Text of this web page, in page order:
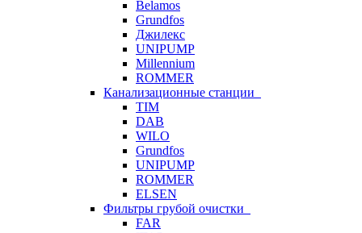
Belamos
Grundfos
Джилекс
UNIPUMP
Millennium
ROMMER
Канализационные станции
TIM
DAB
WILO
Grundfos
UNIPUMP
ROMMER
ELSEN
Фильтры грубой очистки
FAR